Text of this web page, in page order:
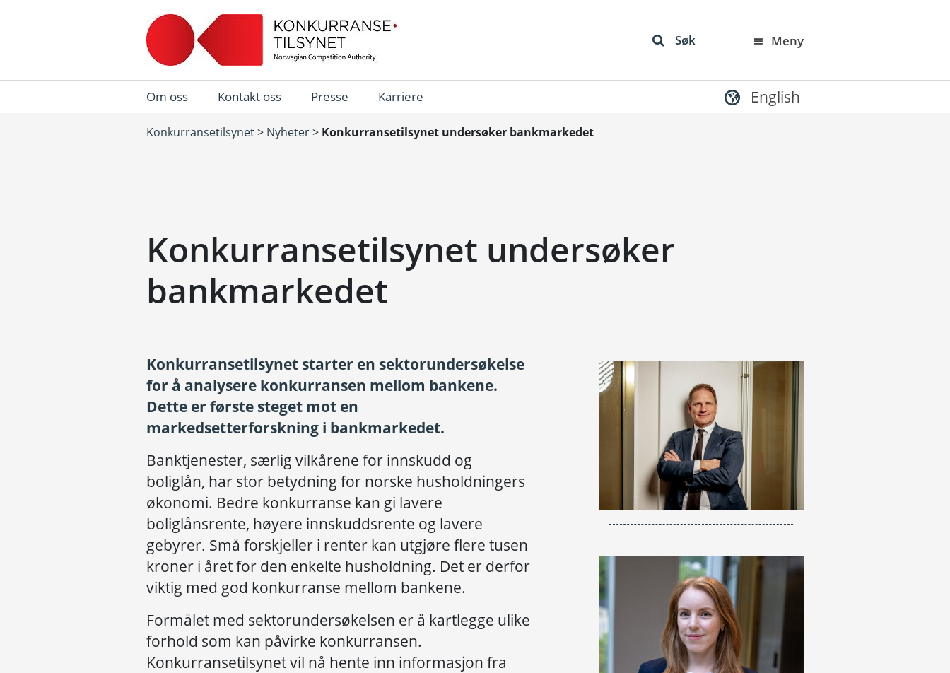
Søk Meny
Om oss Kontakt oss Presse Karriere English
Konkurransetilsynet> Nyheter> Konkurransetilsynet undersøker bankmarkedet
Konkurransetilsynet undersøker
bankmarkedet
Konkurransetilsynet starter en sektorundersøkelse
for å analysere konkurransen mellom bankene.
Dette er første steget mot en
markedsetterforskning i bankmarkedet.
Banktjenester, særlig vilkårene for innskudd og
boliglån, har stor betydning for norske husholdningers
økonomi. Bedre konkurranse kan gi lavere
boliglånsrente, høyere innskuddsrente og lavere
gebyrer. Små forskjeller i renter kan utgjøre flere tusen
kroner i året for den enkelte husholdning. Det er derfor
viktig med god konkurranse mellom bankene.
Formålet med sektorundersøkelsen er å kartlegge ulike
forhold som kan påvirke konkurransen.
Konkurransetilsynet vil nå hente inn informasjon fra